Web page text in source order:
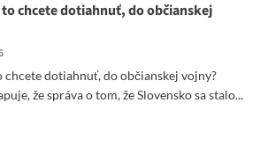
chcete dotiahnuť, do občianskej
chcete dotiahnuť, do občianskej vojny?
že správa o tom, že Slovensko sa stalo...